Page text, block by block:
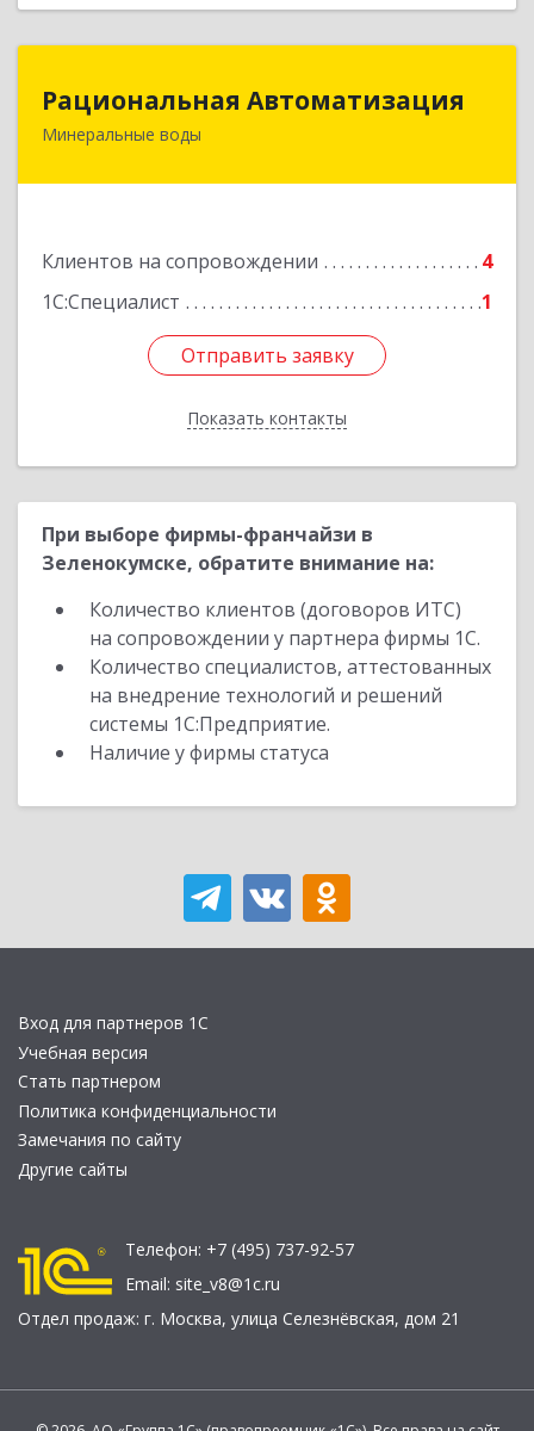
Рациональная Автоматизация
Минеральные воды
Клиентов на сопровождении
4
1С:Специалист
1
Отправить заявку
Показать контакты
357209, Ставропольский край, м.о.
Подробнее
Отправить заявку
Назад
При выборе фирмы-франчайзи в
Зеленокумске, обратите внимание на:
Количество клиентов (договоров ИТС)
на сопровождении у партнера фирмы 1С.
Количество специалистов, аттестованных
на внедрение технологий и решений
системы 1С:Предприятие.
Наличие у фирмы статуса
Вход для партнеров 1С
Учебная версия
Стать партнером
Политика конфиденциальности
Замечания по сайту
Другие сайты
Телефон: +7 (495) 737-92-57
Email: site_v8@1c.ru
Отдел продаж: г. Москва, улица Селезнёвская, дом 21